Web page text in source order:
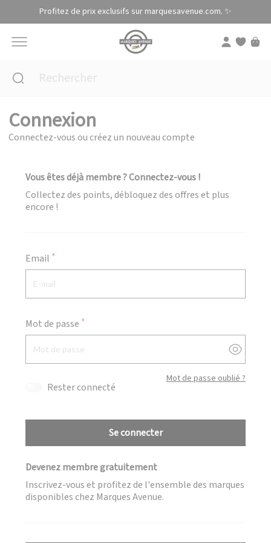
Profitez de prix exclusifs sur marquesavenue.com. ✨
Connexion
Connectez-vous ou créez un nouveau compte
Vous êtes déjà membre ? Connectez-vous !
Collectez des points, débloquez des offres et plus
encore !
Email
Mot de passe
Afficher/
Mot de passe oublié ?
Rester connecté
Se connecter
Devenez membre gratuitement
Inscrivez-vous et profitez de l'ensemble des marques
disponibles chez Marques Avenue.
Panneau de gestion des cookies